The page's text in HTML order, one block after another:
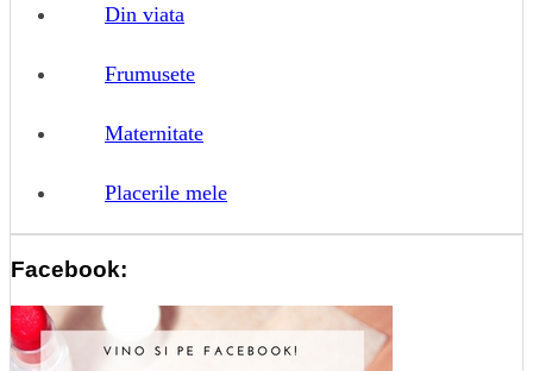
Din viata
Frumusete
Maternitate
Placerile mele
Facebook: